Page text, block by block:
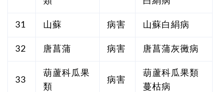
31 山蘇 病害 山蘇白絹病
32 唐菖蒲 病害 唐菖蒲灰黴病
33
葫蘆科瓜果
類
病害
葫蘆科瓜果類
蔓枯病